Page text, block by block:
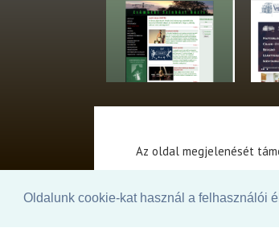
Oldalunk cookie-kat használ a felhasználói
Az oldal megjelenését